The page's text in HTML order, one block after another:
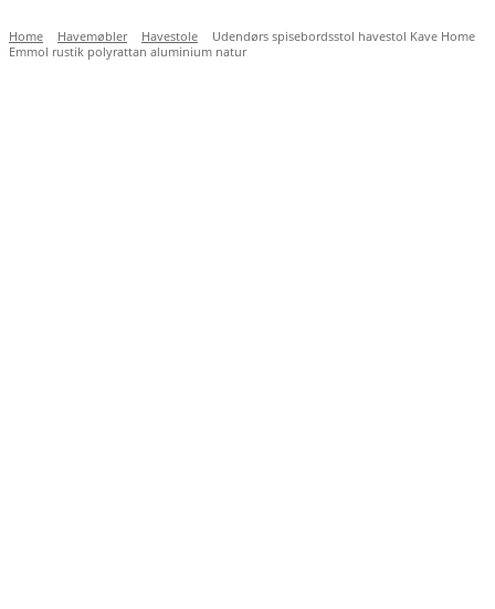
Home Havemøbler Havestole
Udendørs spisebordsstol havestol Kave Home
Emmol rustik polyrattan aluminium natur